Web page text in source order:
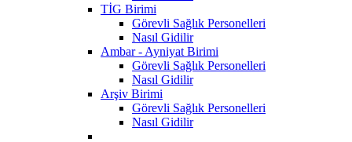
TİG Birimi
Görevli Sağlık Personelleri
Nasıl Gidilir
Ambar - Ayniyat Birimi
Görevli Sağlık Personelleri
Nasıl Gidilir
Arşiv Birimi
Görevli Sağlık Personelleri
Nasıl Gidilir